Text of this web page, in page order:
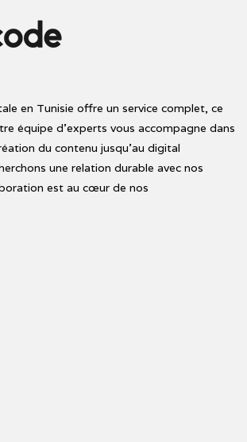
en Tunisie offre un service complet, ce
équipe d'experts vous accompagne dans
du contenu jusqu'au digital
une relation durable avec nos
est au cœur de nos